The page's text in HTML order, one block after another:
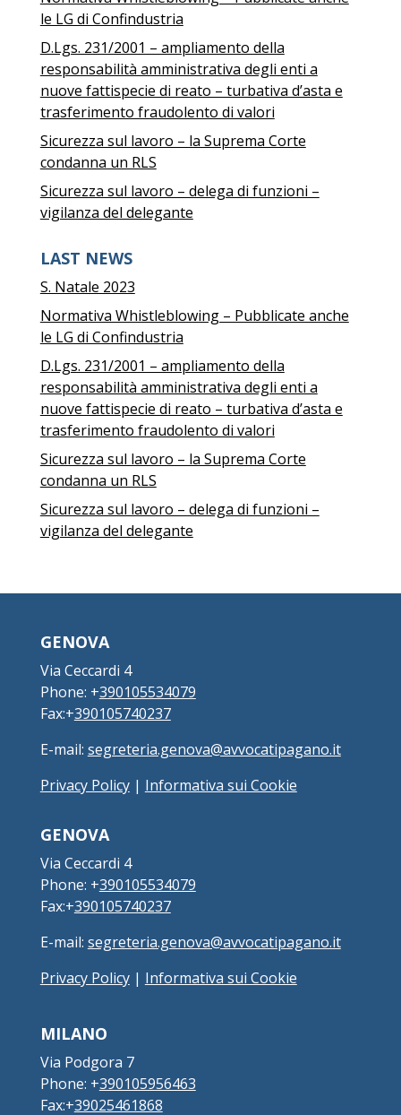
le LG di Confindustria
D.Lgs. 231/2001 – ampliamento della
responsabilità amministrativa degli enti a
nuove fattispecie di reato – turbativa d’asta e
trasferimento fraudolento di valori
Sicurezza sul lavoro – la Suprema Corte
condanna un RLS
Sicurezza sul lavoro – delega di funzioni –
vigilanza del delegante
LAST NEWS
S. Natale 2023
Normativa Whistleblowing – Pubblicate anche
le LG di Confindustria
D.Lgs. 231/2001 – ampliamento della
responsabilità amministrativa degli enti a
nuove fattispecie di reato – turbativa d’asta e
trasferimento fraudolento di valori
Sicurezza sul lavoro – la Suprema Corte
condanna un RLS
Sicurezza sul lavoro – delega di funzioni –
vigilanza del delegante
GENOVA
Via Ceccardi 4
Phone: +390105534079
Fax:+390105740237
E-mail: segreteria.genova@avvocatipagano.it
Privacy Policy| Informativa sui Cookie
GENOVA
Via Ceccardi 4
Phone: +390105534079
Fax:+390105740237
E-mail: segreteria.genova@avvocatipagano.it
Privacy Policy| Informativa sui Cookie
MILANO
Via Podgora 7
Phone: +390105956463
Fax:+39025461868